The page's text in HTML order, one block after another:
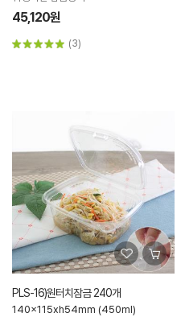
45,120원
(3)
PLS-16)원터치잠금 240개
140x115xh54mm (450ml)